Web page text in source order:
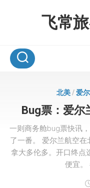
飞常
北美/爱
Bug票：爱尔
一则商务舱bug票快讯
了一番。 爱尔兰航空
拿大多伦多。开口终点
便宜。